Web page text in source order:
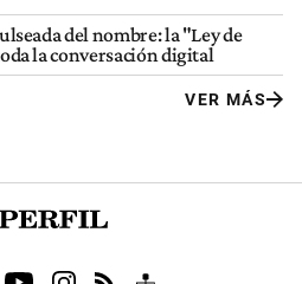
del nombre: la "Ley de
la conversación digital
VER MÁS